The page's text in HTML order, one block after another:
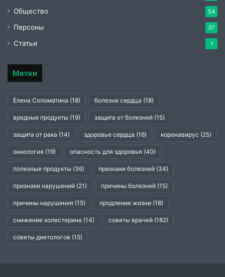
Общество 54
Персоны 37
Статьи 1
Метки
Елена Соломатина (18) болезни сердца (18)
вредные продукты (19) защита от болезней (15)
защита от рака (14) здоровье сердца (16) коронавирус (25)
онкология (19) опасность для здоровья (40)
полезные продукты (36) признаки болезней (34)
признаки нарушений (21) причины болезней (15)
причины нарушения (15) продление жизни (18)
снижение холестерина (14) советы врачей (182)
советы диетологов (15)